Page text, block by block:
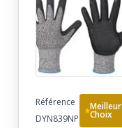
cher!
Référence
DYN839NP
Meilleur
Choix